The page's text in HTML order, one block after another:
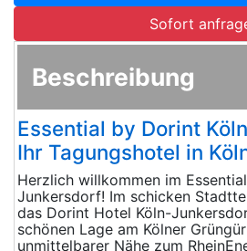
Sofort
Beschreibung
Essential by Dorint
Ihr Tagungshotel in
Herzlich willkommen im
Junkersdorf! Im schicken
das Dorint Hotel Köln-
schönen Lage am Kölner
unmittelbarer Nähe zum